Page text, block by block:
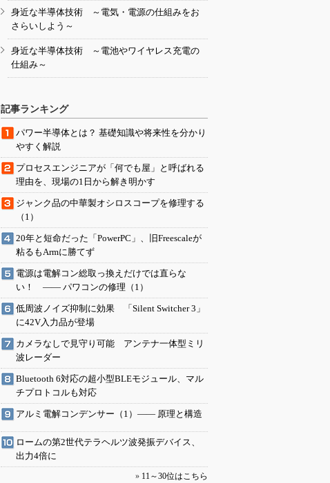
身近な半導体技術 ～電気・電源の仕組みをお
さらいしよう～
身近な半導体技術 ～電池やワイヤレス充電の
仕組み～
記事ランキング
パワー半導体とは？ 基礎知識や将来性を分かり
やすく解説
プロセスエンジニアが「何でも屋」と呼ばれる
理由を、現場の1日から解き明かす
ジャンク品の中華製オシロスコープを修理する
（1）
20年と短命だった「PowerPC」、旧Freescaleが
粘るもArmに勝てず
電源は電解コン総取っ換えだけでは直らな
い！ ―― パワコンの修理（1）
低周波ノイズ抑制に効果 「Silent Switcher 3」
に42V入力品が登場
カメラなしで見守り可能 アンテナ一体型ミリ
波レーダー
Bluetooth 6対応の超小型BLEモジュール、マル
チプロトコルも対応
アルミ電解コンデンサー（1）―― 原理と構造
ロームの第2世代テラヘルツ波発振デバイス、
出力4倍に
» 11～30位はこちら